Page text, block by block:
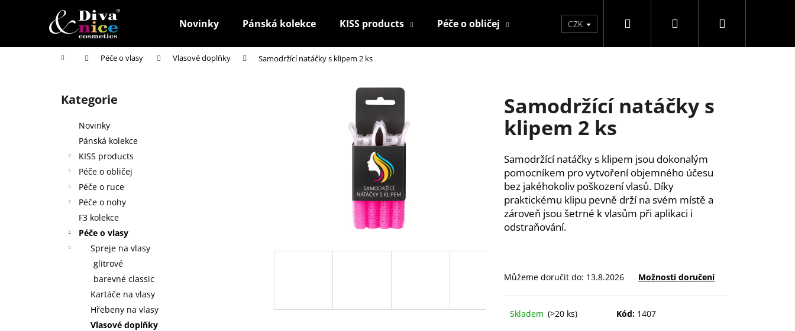
Novinky Pánská kolekce KISS products Péče o obličej Péče o ruce Péče o nohy F3 kolekce
CZK Hledat PřihlášeníNákupní
Domů Péče o vlasy Vlasové doplňky Samodržící natáčky s klipem 2 ks
Přeskočit
kategorie
Kategorie
Novinky
Pánská kolekce
KISS products
Péče o obličej
Péče o ruce
Péče o nohy
F3 kolekce
Péče o vlasy
Spreje na vlasy
glitrové
barevné classic
Kartáče na vlasy
Hřebeny na vlasy
Vlasové doplňky
Samodržící natáčky s
klipem 2 ks
Samodržící natáčky s klipem jsou dokonalým
pomocníkem pro vytvoření objemného účesu
bez jakéhokoliv poškození vlasů. Díky
praktickému klipu pevně drží na svém místě a
zároveň jsou šetrné k vlasům při aplikaci i
odstraňování.
Můžeme doručit do: 13.8.2026 Možnosti doručení
Skladem (>20 ks) Kód: 1407
í
Zpět
do
Zpět
do
Co potřebujete najít?
Doporučujeme
HOUBIČKA NA MAKE-UP, KULATÁ
KONTUROVACÍ TUŽKA NA OČI NALEPOVACÍ ŘASY SAMOLEPÍCÍ WISPY